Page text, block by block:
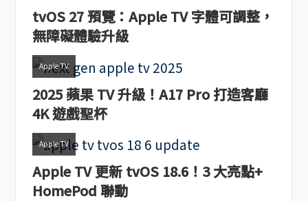
tvOS 27 預覽：Apple TV 字體可調整，
無障礙體驗升級
Apple TV
2025 蘋果 TV 升級！A17 Pro 打造客廳
4K 遊戲聖杯
Apple TV
Apple TV 更新 tvOS 18.6！3 大亮點+
HomePod 聯動